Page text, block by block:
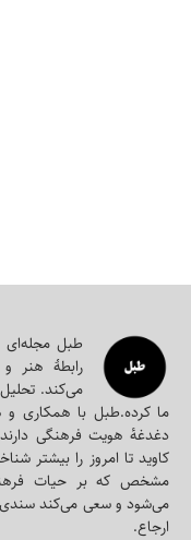
طبل
رابطۀ هنر
می‌کند. تحلیل
ما کرده.طبل با همکاری
دغدغه‌ٔ هویت فرهنگی
کاوید تا امروز را بیشتر
مشخص که بر حیات
می‌شود و سعی می‌کند سندی
ارجاع.